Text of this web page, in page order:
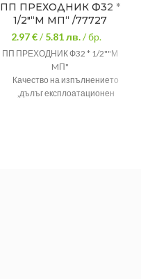
ПП ПРЕХОДНИК Ф32 *
1/2″“М MП“ /77727
2.97 €/5.81лв./ бр.
ПП ПРЕХОДНИК Ф32 * 1/2""М
MП"
Качество на изпълнението
,дълъг експлоатационен